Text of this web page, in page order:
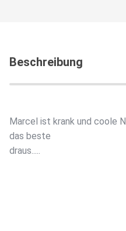
Beschreibung
Marcel ist krank und coole
das beste
draus.....